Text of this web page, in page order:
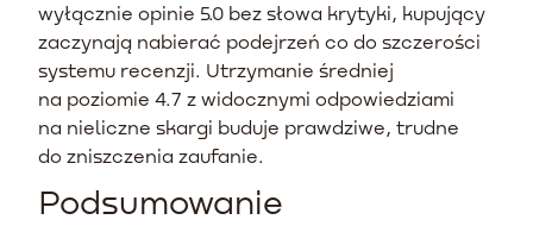
wyłącznie opinie 5.0 bez słowa krytyki, kupujący
zaczynają nabierać podejrzeń co do szczerości
systemu recenzji. Utrzymanie średniej
na poziomie 4.7 z widocznymi odpowiedziami
na nieliczne skargi buduje prawdziwe, trudne
do zniszczenia zaufanie.
Podsumowanie